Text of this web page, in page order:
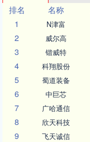
排名
名称
1
N津富
2 威尔高
3 锴威特
4 科翔股份
5 蜀道装备
6 中巨芯
7 广哈通信
8 欣天科技
9 飞天诚信